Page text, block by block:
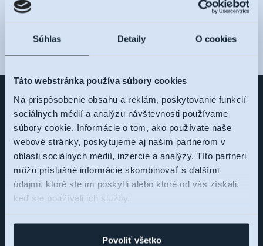
Súhlas Detaily O cookies
Táto webstránka používa súbory cookies
Na prispôsobenie obsahu a reklám, poskytovanie funkcií
sociálnych médií a analýzu návštevnosti používame
súbory cookie. Informácie o tom, ako používate naše
webové stránky, poskytujeme aj našim partnerom v
oblasti sociálnych médií, inzercie a analýzy. Títo partneri
môžu príslušné informácie skombinovať s ďalšími
údajmi, ktoré ste im poskytli alebo ktoré od vás získali,
keď ste používali ich služby.
Povoliť všetko
E-MAIL
Sme tu pre vás,
pýtajte sa
Zaujal vás rezidenčný projekt RNDZ 2? Ozvite sa nám a my
stretnutie.